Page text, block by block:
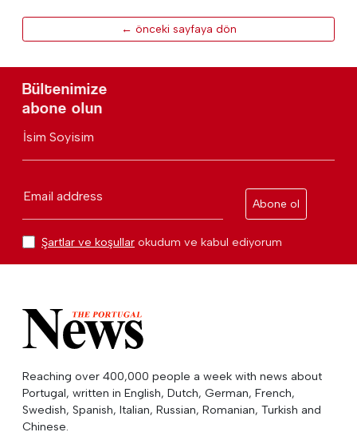
← önceki sayfaya dön
Bültenimize
abone olun
İsim Soyisim
Email address
Abone ol
Şartlar ve koşullar okudum ve kabul ediyorum
Reaching over 400,000 people a week with news about
Portugal, written in English, Dutch, German, French,
Swedish, Spanish, Italian, Russian, Romanian, Turkish and
Chinese.